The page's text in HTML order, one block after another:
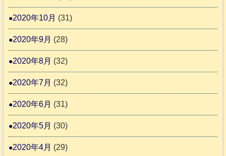
2020年10月 (31)
2020年9月 (28)
2020年8月 (32)
2020年7月 (32)
2020年6月 (31)
2020年5月 (30)
2020年4月 (29)